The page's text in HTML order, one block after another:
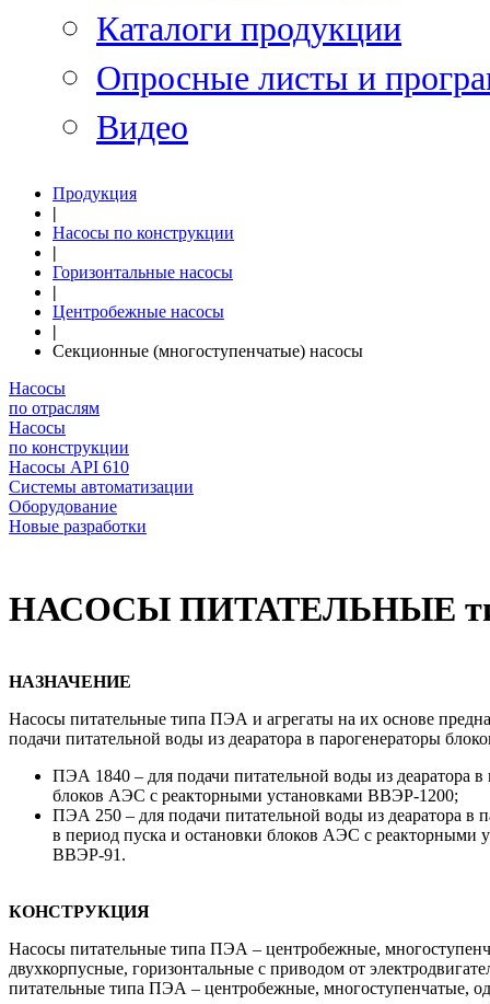
Каталоги продукции
Опросные листы и
Видео
Продукция
|
Насосы по конструкции
|
Горизонтальные насосы
|
Центробежные насосы
|
Секционные (многоступенчатые) насосы
Насосы
по отраслям
Насосы
по конструкции
Насосы API 610
Системы автоматизации
Оборудование
Новые разработки
НАСОСЫ ПИТАТЕЛЬНЫЕ
НАЗНАЧЕНИЕ
Насосы питательные типа ПЭА и агрегаты на их основе
подачи питательной воды из деаратора в парогенераторы
ПЭА 1840 – для подачи питательной воды из деаратора в
блоков АЭС с реакторными установками ВВЭР-1200;
ПЭА 250 – для подачи питательной воды из деаратора в
в период пуска и остановки блоков АЭС с реакторными
ВВЭР-91.
КОНСТРУКЦИЯ
Насосы питательные типа ПЭА – центробежные,
двухкорпусные, горизонтальные с приводом от
питательные типа ПЭА – центробежные, многоступенчатые,